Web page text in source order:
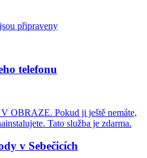
připraveny
telefonu
OBRAZE. Pokud ji ještě nemáte,
Tato služba je zdarma.
v Sebečicích